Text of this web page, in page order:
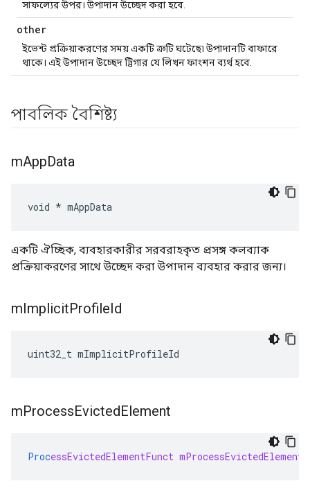
সাফল্যের উপর। উপাদান উচ্ছেদ করা হবে.
other
ইভেন্ট প্রক্রিয়াকরণের সময় একটি ত্রুটি ঘটেছে৷ উপাদানটি বাফারে
থাকে। এই উপাদান উচ্ছেদ ট্রিগার যে লিখন ফাংশন ব্যর্থ হবে.
পাবলিক বৈশিষ্ট্য
mAppData
void * mAppData
একটি ঐচ্ছিক, ব্যবহারকারীর সরবরাহকৃত প্রসঙ্গ কলব্যাক
প্রক্রিয়াকরণের সাথে উচ্ছেদ করা উপাদান ব্যবহার করার জন্য।
mImplicitProfileId
uint32_t mImplicitProfileId
mProcessEvictedElement
ProcessEvictedElementFunct mProcessEvictedElement